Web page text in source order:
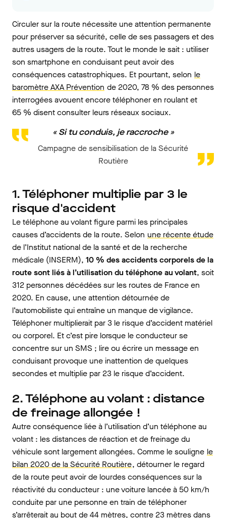
Circuler sur la route nécessite une attention permanente
pour préserver sa sécurité, celle de ses passagers et des
autres usagers de la route. Tout le monde le sait : utiliser
son smartphone en conduisant peut avoir des
conséquences catastrophiques. Et pourtant, selon le
baromètre AXA Prévention de 2020, 78 % des personnes
interrogées avouent encore téléphoner en roulant et
65 % disent consulter leurs réseaux sociaux.
« Si tu conduis, je raccroche »
Campagne de sensibilisation de la Sécurité
Routière
1. Téléphoner multiplie par 3 le
risque d'accident
Le téléphone au volant figure parmi les principales
causes d’accidents de la route. Selon une récente étude
de l’Institut national de la santé et de la recherche
médicale (INSERM), 10 % des accidents corporels de la
routesont liés à l’utilisation du téléphone au volant, soit
312 personnes décédées sur les routes de France en
2020. En cause, une attention détournée de
l’automobiliste qui entraîne un manque de vigilance.
Téléphoner multiplierait par 3 le risque d’accident matériel
ou corporel. Et c’est pire lorsque le conducteur se
concentre sur un SMS ; lire ou écrire un message en
conduisant provoque une inattention de quelques
secondes et multiplie par 23 le risque d’accident.
2. Téléphone au volant : distance
de freinage allongée !
Autre conséquence liée à l’utilisation d’un téléphone au
volant : les distances de réaction et de freinage du
véhicule sont largement allongées. Comme le souligne le
bilan 2020 de la Sécurité Routière, détourner le regard
de la route peut avoir de lourdes conséquences sur la
réactivité du conducteur : une voiture lancée à 50 km/h
conduite par une personne en train de téléphoner
s’arrêterait au bout de 44 mètres, contre 23 mètres dans